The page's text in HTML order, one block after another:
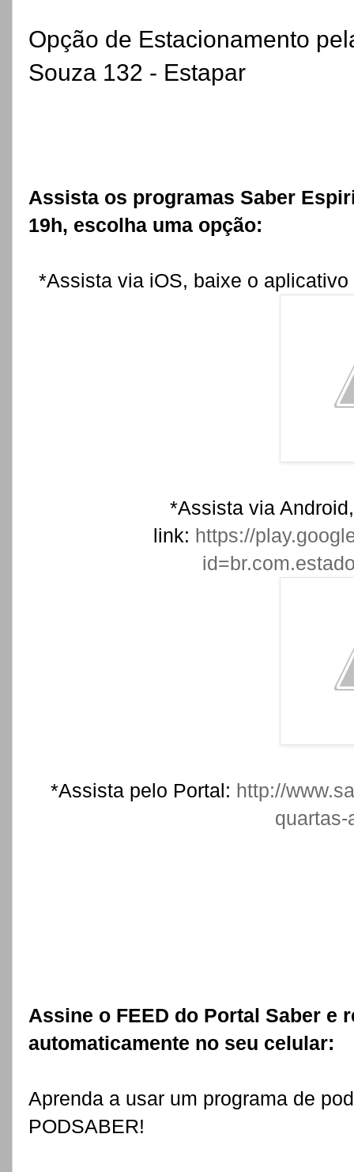
Opção de Estacionamento
Souza 132 - Estapar
Assista os programas Saber
19h, escolha uma opção:
*Assista via iOS, baixe o
*Assista via
link: https://
*Assista pelo Portal: http://
quartas-
Assine o FEED do Portal Saber e
automaticamente no seu celular:
Aprenda a usar um programa de
PODSABER!